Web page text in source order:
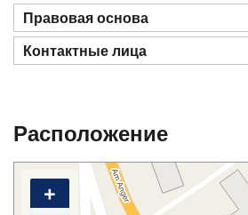
Правовая основа
Контактные лица
Расположение
+